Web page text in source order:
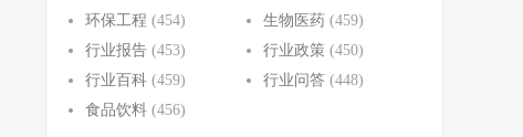
环保工程 (454) 生物医药 (459)
行业报告 (453) 行业政策 (450)
行业百科 (459) 行业问答 (448)
食品饮料 (456)